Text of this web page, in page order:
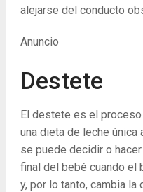
alejarse del conducto
Anuncio
Destete
El destete es el
una dieta de leche única
se puede decidir o
final del bebé cuando el
y, por lo tanto, cambia